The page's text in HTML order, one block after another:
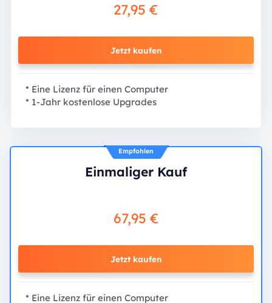
27,95 €
Jetzt kaufen
* Eine Lizenz für einen Computer
* 1-Jahr kostenlose Upgrades
Empfohlen
Einmaliger Kauf
67,95 €
Jetzt kaufen
* Eine Lizenz für einen Computer